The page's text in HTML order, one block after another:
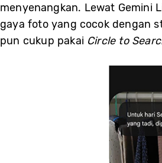
menyenangkan. Lewat Gemini
gaya foto yang cocok dengan
pun cukup pakai Circle to